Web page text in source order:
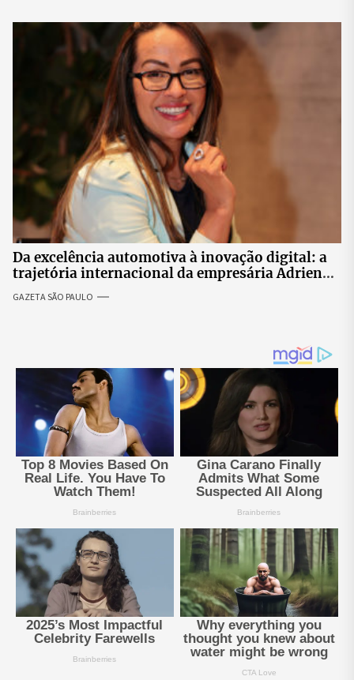
Da excelência automotiva à inovação digital: a
trajetória internacional da empresária Adriene
GAZETA SÃO PAULO